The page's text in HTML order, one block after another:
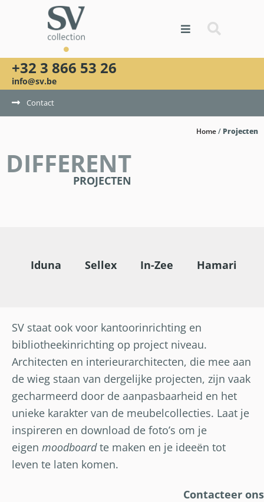
+32 3 866 53 26
info@sv.be
Contact
Home/ Projecten
DIFFERENT
PROJECTEN
Iduna Sellex In-Zee Hamari
SV staat ook voor kantoorinrichting en
bibliotheekinrichting op project niveau.
Architecten en interieurarchitecten, die mee aan
de wieg staan van dergelijke projecten, zijn vaak
gecharmeerd door de aanpasbaarheid en het
unieke karakter van de meubelcollecties. Laat je
inspireren en download de foto’s om je
eigen moodboardte maken en je ideeën tot
leven te laten komen.
Contacteer ons